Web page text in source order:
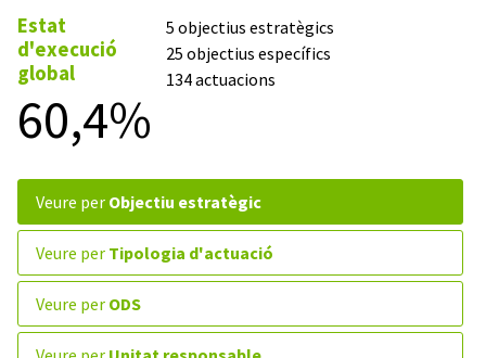
Estat
d'execució
global
60,4%
5 objectius estratègics
25 objectius específics
134 actuacions
veure per Objectiu estratègic
veure per Tipologia d'actuació
veure per ODS